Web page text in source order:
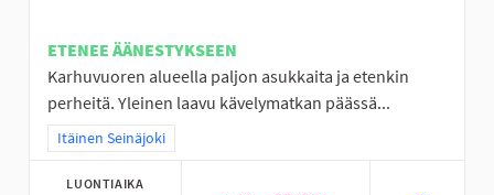
ETENEE ÄÄNESTYKSEEN
Karhuvuoren alueella paljon asukkaita ja etenkin
perheitä. Yleinen laavu kävelymatkan päässä...
Rajaa tulokset teeman mukaan: Itäinen Seinäjoki
Itäinen Seinäjoki
LUONTIAIKA